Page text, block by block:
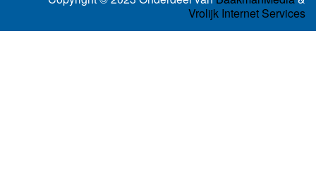
Vrolijk Internet Services